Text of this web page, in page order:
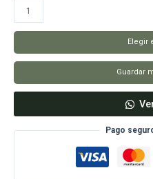
Anillo
Lovebella
cantidad
Elegir
Guardar
Pago